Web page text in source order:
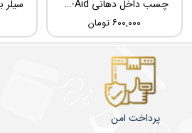
چسب داخل دهانی TBM Ora-Aid
۶۰۰,۰۰۰ تومان
پرداخت امن